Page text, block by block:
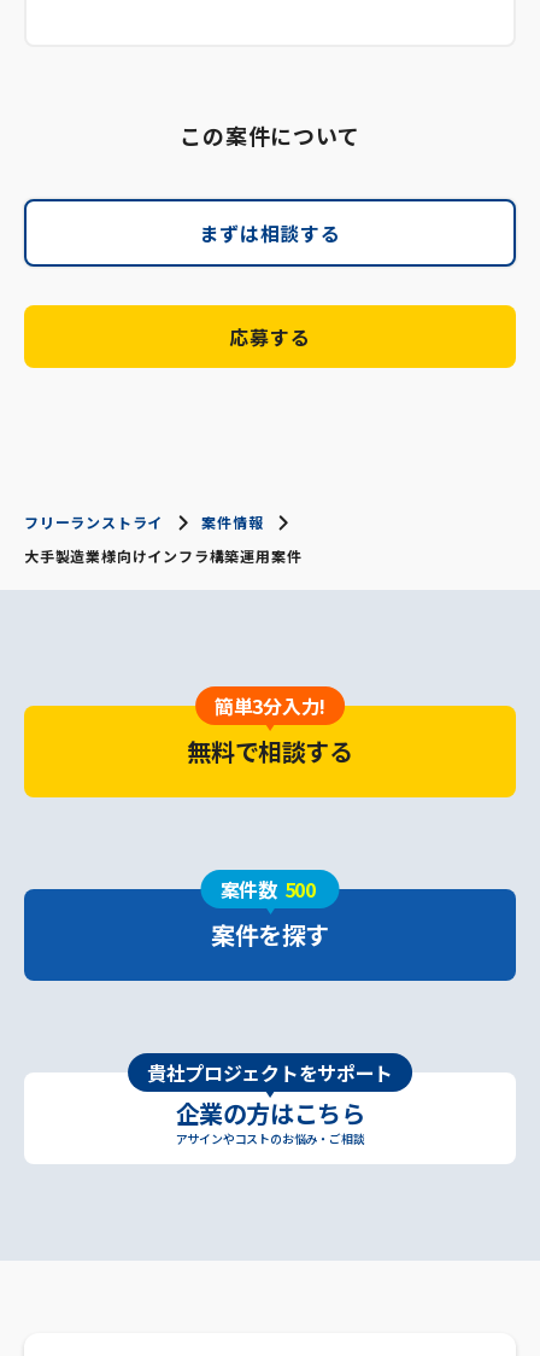
この案件について
まずは相談する
応募する
フリーランストライ
案件情報
大手製造業様向けインフラ構築運用案件
簡単3分入力!
無料で相談する
案件数 500
案件を探す
貴社プロジェクトをサポート
企業の方はこちら
アサインやコストのお悩み・ご相談